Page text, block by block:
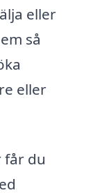
eller
så
eller
får du